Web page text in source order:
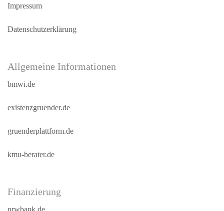
Impressum
Datenschutzerklärung
Allgemeine Informationen
bmwi.de
existenzgruender.de
gruenderplattform.de
kmu-berater.de
Finanzierung
nrwbank.de